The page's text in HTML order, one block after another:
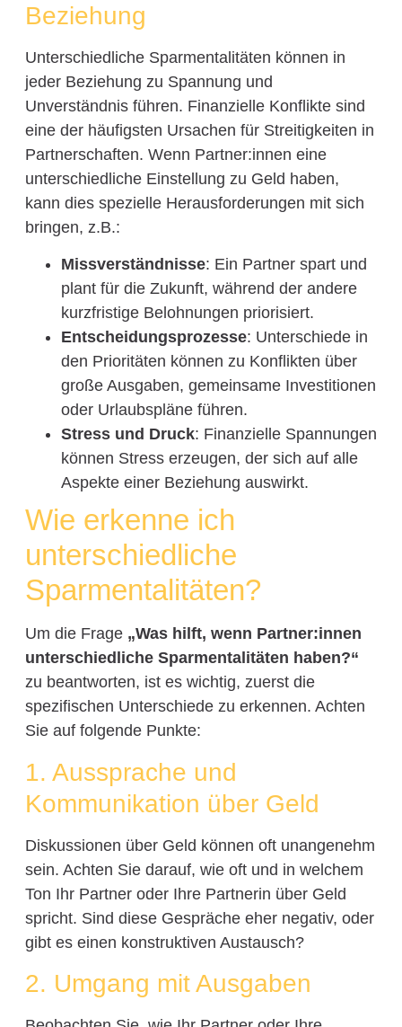
Beziehung
Unterschiedliche Sparmentalitäten können in
jeder Beziehung zu Spannung und
Unverständnis führen. Finanzielle Konflikte sind
eine der häufigsten Ursachen für Streitigkeiten in
Partnerschaften. Wenn Partner:innen eine
unterschiedliche Einstellung zu Geld haben,
kann dies spezielle Herausforderungen mit sich
bringen, z.B.:
Missverständnisse: Ein Partner spart und
plant für die Zukunft, während der andere
kurzfristige Belohnungen priorisiert.
Entscheidungsprozesse: Unterschiede in
den Prioritäten können zu Konflikten über
große Ausgaben, gemeinsame Investitionen
oder Urlaubspläne führen.
Stress und Druck: Finanzielle Spannungen
können Stress erzeugen, der sich auf alle
Aspekte einer Beziehung auswirkt.
Wie erkenne ich
unterschiedliche
Sparmentalitäten?
Um die Frage „Was hilft, wenn Partner:innen
unterschiedliche Sparmentalitäten haben?“
zu beantworten, ist es wichtig, zuerst die
spezifischen Unterschiede zu erkennen. Achten
Sie auf folgende Punkte:
1. Aussprache und
Kommunikation über Geld
Diskussionen über Geld können oft unangenehm
sein. Achten Sie darauf, wie oft und in welchem
Ton Ihr Partner oder Ihre Partnerin über Geld
spricht. Sind diese Gespräche eher negativ, oder
gibt es einen konstruktiven Austausch?
2. Umgang mit Ausgaben